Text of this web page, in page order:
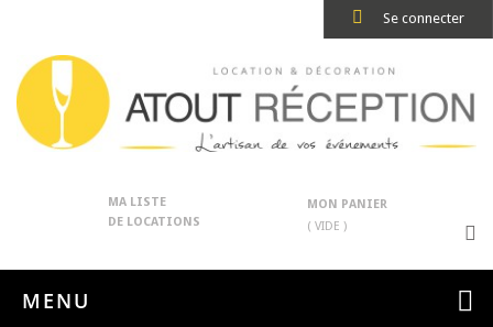
Se connecter
MA LISTE
DE LOCATIONS
MON PANIER
( VIDE )
MENU